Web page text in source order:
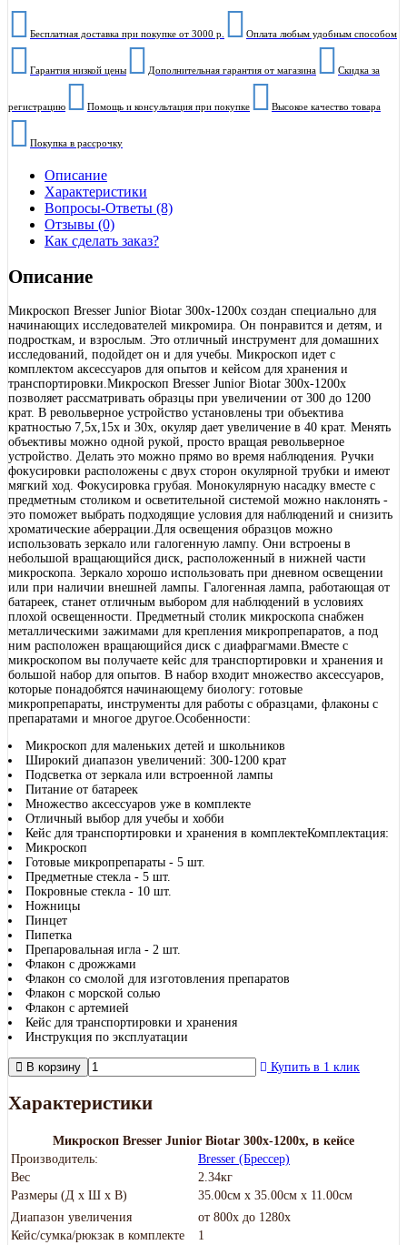
Бесплатная доставка при покупке от 3000 р. Оплата любым удобным способом
Гарантия низкой цены Дополнительная гарантия от магазина Скидка за
регистрацию Помощь и консультация при покупке Высокое качество товара
Покупка в рассрочку
Описание
Характеристики
Вопросы-Ответы (8)
Отзывы (0)
Как сделать заказ?
Описание
Микроскоп Bresser Junior Biotar 300x-1200x создан специально для
начинающих исследователей микромира. Он понравится и детям, и
подросткам, и взрослым. Это отличный инструмент для домашних
исследований, подойдет он и для учебы. Микроскоп идет с
комплектом аксессуаров для опытов и кейсом для хранения и
транспортировки.Микроскоп Bresser Junior Biotar 300x-1200x
позволяет рассматривать образцы при увеличении от 300 до 1200
крат. В револьверное устройство установлены три объектива
кратностью 7,5x,15x и 30x, окуляр дает увеличение в 40 крат. Менять
объективы можно одной рукой, просто вращая револьверное
устройство. Делать это можно прямо во время наблюдения. Ручки
фокусировки расположены с двух сторон окулярной трубки и имеют
мягкий ход. Фокусировка грубая. Монокулярную насадку вместе с
предметным столиком и осветительной системой можно наклонять -
это поможет выбрать подходящие условия для наблюдений и снизить
хроматические аберрации.Для освещения образцов можно
использовать зеркало или галогенную лампу. Они встроены в
небольшой вращающийся диск, расположенный в нижней части
микроскопа. Зеркало хорошо использовать при дневном освещении
или при наличии внешней лампы. Галогенная лампа, работающая от
батареек, станет отличным выбором для наблюдений в условиях
плохой освещенности. Предметный столик микроскопа снабжен
металлическими зажимами для крепления микропрепаратов, а под
ним расположен вращающийся диск с диафрагмами.Вместе с
микроскопом вы получаете кейс для транспортировки и хранения и
большой набор для опытов. В набор входит множество аксессуаров,
которые понадобятся начинающему биологу: готовые
микропрепараты, инструменты для работы с образцами, флаконы с
препаратами и многое другое.Особенности:
Микроскоп для маленьких детей и школьников
Широкий диапазон увеличений: 300-1200 крат
Подсветка от зеркала или встроенной лампы
Питание от батареек
Множество аксессуаров уже в комплекте
Отличный выбор для учебы и хобби
Кейс для транспортировки и хранения в комплектеКомплектация:
Микроскоп
Готовые микропрепараты - 5 шт.
Предметные стекла - 5 шт.
Покровные стекла - 10 шт.
Ножницы
Пинцет
Пипетка
Препаровальная игла - 2 шт.
Флакон с дрожжами
Флакон со смолой для изготовления препаратов
Флакон с морской солью
Флакон с артемией
Кейс для транспортировки и хранения
Инструкция по эксплуатации
В корзину Купить в 1 клик
Характеристики
Микроскоп Bresser Junior Biotar 300x-1200x, в кейсе
Производитель:
Bresser (Брессер)
Вес
2.34кг
Размеры (Д х Ш х В)
35.00см x 35.00см x 11.00см
Диапазон увеличения
от 800х до 1280х
Кейс/сумка/рюкзак в комплекте
1